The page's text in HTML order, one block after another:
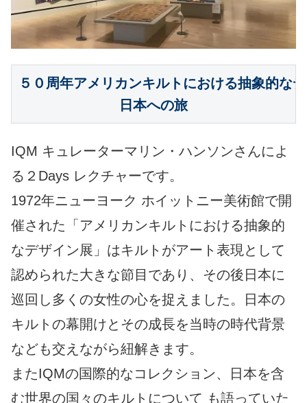
５０周年アメリカンキルトにおける抽象的な
日本への旅
IQM キュレーターマリン・ハンソンさんによ
る２Days レクチャーです。
1972年ニューヨーク ホイットニー美術館で開
催された「アメリカンキルトにおける抽象的
なデザイン展」はキルトがアート表現として
認められた大きな節目であり、その後日本に
巡回し多くの女性の心を捉えました。日本の
キルトの幕開けとその成長を当時の時代背景
なども交えながら紐解きます。
またIQMの国際的なコレクション、日本を含
む世界の国々のキルトについて も語っていた